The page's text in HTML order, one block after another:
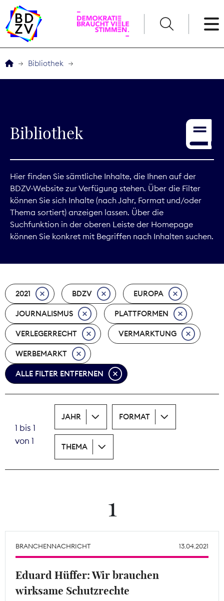
Service
Digitales
Kommunikation
Marktdaten
Nachhaltigkeit
Nachwuchs
Nova Award
Pressefreiheit
Print
Recht
Tarifpolitik
Theodor-Wolff-Preis
Mitgliederbereich
Bibliothek
Bibliothek
Hier finden Sie sämtliche Inhalte, die Ihnen auf der
BDZV-Website zur Verfügung stehen. Über die Filter
können Sie sich Inhalte (nach Jahr, Format und/oder
Thema sortiert) anzeigen lassen. Über die
Suchfunktion in der oberen Leiste der Homepage
können Sie konkret mit Begriffen nach Inhalten suchen.
2021 BDZV EUROPA
JOURNALISMUS PLATTFORMEN
VERLEGERRECHT VERMARKTUNG
WERBEMARKT
ALLE FILTER ENTFERNEN
1 bis 1
von 1
JAHR FORMAT
THEMA
1
BRANCHENNACHRICHT 13.04.2021
Eduard Hüffer: Wir brauchen
wirksame Schutzrechte